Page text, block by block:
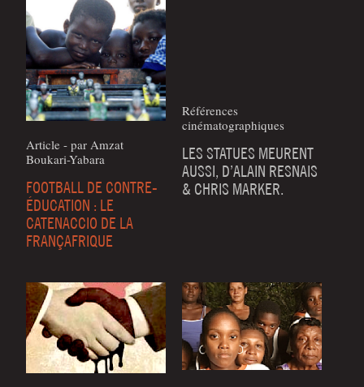
Article - par Amzat
Boukari-Yabara
FOOTBALL DE CONTRE-
ÉDUCATION : LE
CATENACCIO DE LA
FRANÇAFRIQUE
Références
cinématographiques
LES STATUES MEURENT
AUSSI, D’ALAIN RESNAIS
& CHRIS MARKER.